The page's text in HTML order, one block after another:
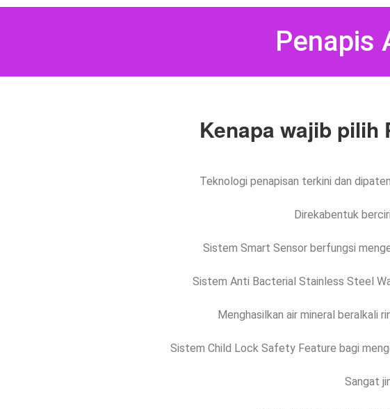
Penapis
Kenapa wajib pilih
Teknologi penapisan terkini dan
Direkabentuk
Sistem Smart Sensor berfungsi
Sistem Anti Bacterial Stainless Steel
Menghasilkan air mineral beralkali
Sistem Child Lock Safety Feature bagi
Sangat